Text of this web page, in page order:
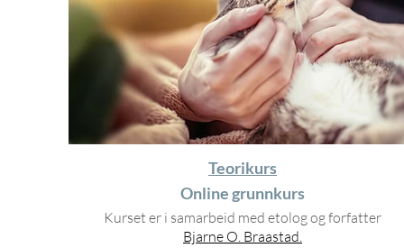
Teorikurs
Online grunnkurs
Kurset er i samarbeid med etolog og forfatter
Bjarne O. Braastad.